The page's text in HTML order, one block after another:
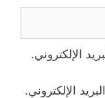
الإلكتروني.
الإلكتروني.